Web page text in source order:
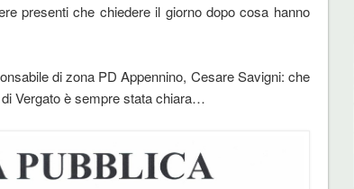
presenti che chiedere il giorno dopo cosa hanno
di zona PD Appennino, Cesare Savigni: che
Vergato è sempre stata chiara…